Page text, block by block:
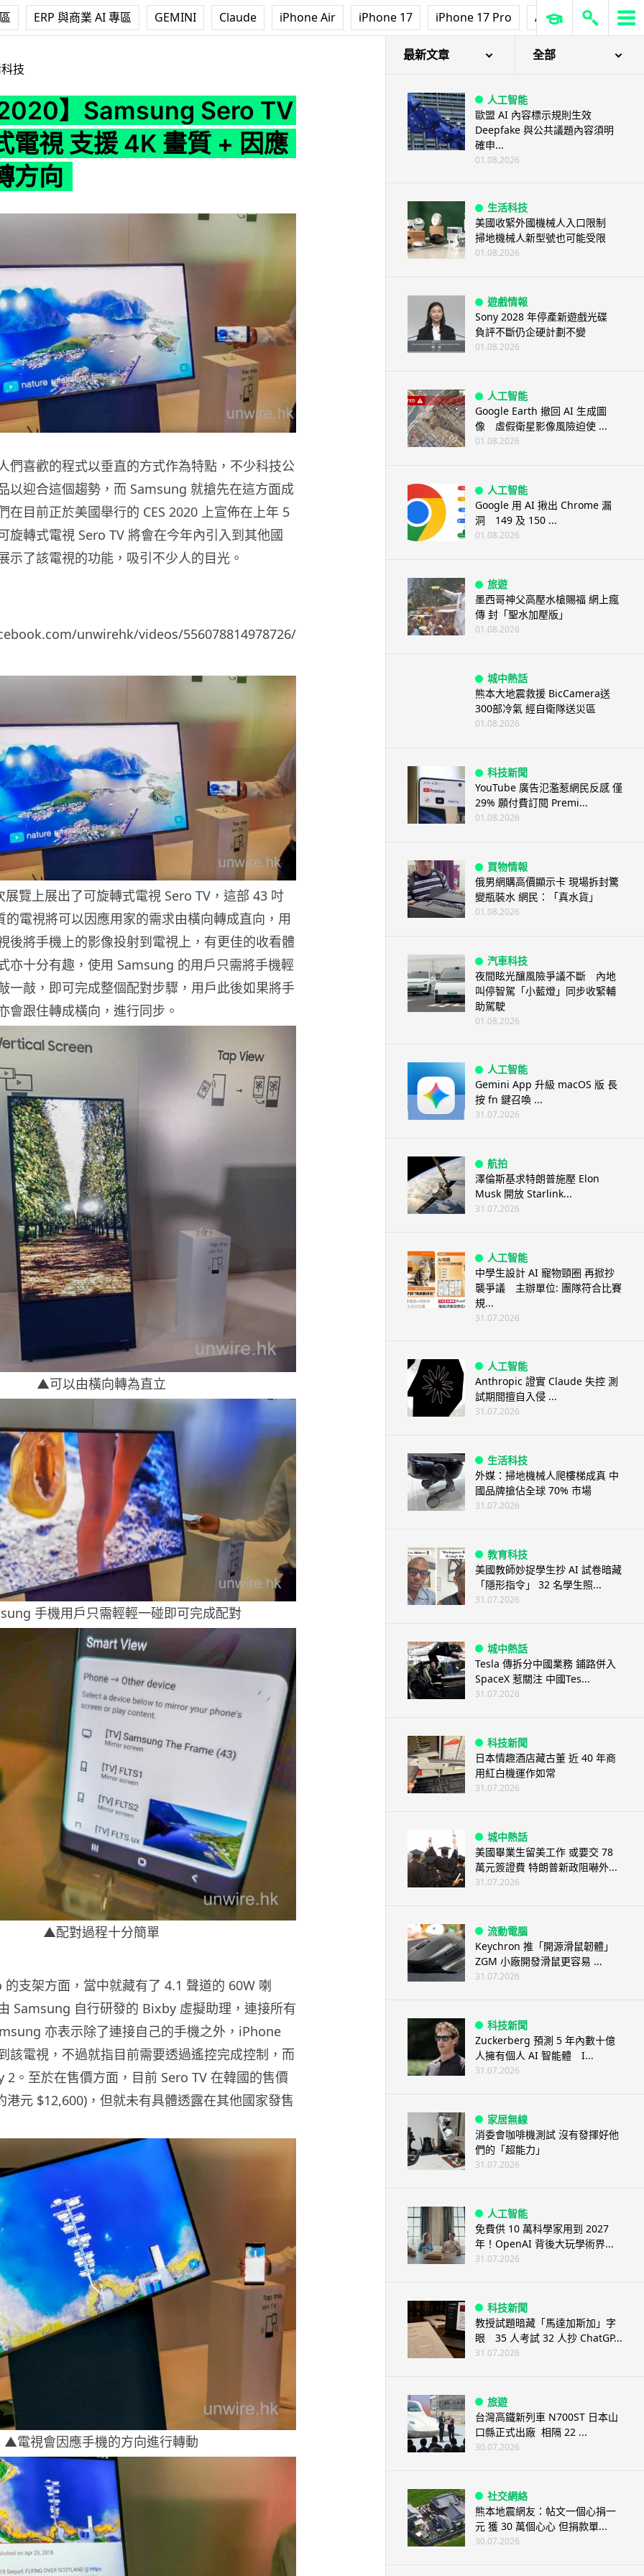
ERP 與商業 AI 專區 GEMINI Claude iPhone Air iPhone 17 iPhone 17 Pro AirPods Pro 3
技
】Samsung Sero TV
電視 支援 4K 畫質 + 因應
方向
們喜歡的程式以垂直的方式作為特點，不少科技公
以迎合這個趨勢，而 Samsung 就搶先在這方面成
在目前正於美國舉行的 CES 2020 上宣佈在上年 5
旋轉式電視 Sero TV 將會在今年內引入到其他國
示了該電視的功能，吸引不少人的目光。
unwirehk/videos/556078814978726/
覽上展出了可旋轉式電視 Sero TV，這部 43 吋
的電視將可以因應用家的需求由橫向轉成直向，用
後將手機上的影像投射到電視上，有更佳的收看體
亦十分有趣，使用 Samsung 的用戶只需將手機輕
一敲，即可完成整個配對步驟，用戶此後如果將手
會跟住轉成橫向，進行同步。
▲可以由橫向轉為直立
手機用戶只需輕輕一碰即可完成配對
▲配對過程十分簡單
的支架方面，當中就藏有了 4.1 聲道的 60W 喇
Samsung 自行研發的 Bixby 虛擬助理，連接所有
亦表示除了連接自己的手機之外，iPhone
該電視，不過就指目前需要透過遙控完成控制，而
2。至於在售價方面，目前 Sero TV 在韓國的售價
港元 $12,600)，但就未有具體透露在其他國家發售
▲電視會因應手機的方向進行轉動
最新文章 全部
人工智能
歐盟 AI 內容標示規則生效
Deepfake 與公共議題內容須明
確申...
01.08.2026
生活科技
美國收緊外國機械人入口限制
掃地機械人新型號也可能受限
01.08.2026
遊戲情報
Sony 2028 年停產新遊戲光碟
負評不斷仍企硬計劃不變
01.08.2026
人工智能
Google Earth 撤回 AI 生成圖
像 虛假衛星影像風險迫使 ...
01.08.2026
人工智能
Google 用 AI 揪出 Chrome 漏
洞 149 及 150 ...
01.08.2026
旅遊
墨西哥神父高壓水槍賜福 網上瘋
傳 封「聖水加壓版」
01.08.2026
城中熱話
熊本大地震救援 BicCamera送
300部冷氣 經自衛隊送災區
01.08.2026
科技新聞
YouTube 廣告氾濫惹網民反感 僅
29% 願付費訂閱 Premi...
01.08.2026
買物情報
俄男網購高價顯示卡 現場拆封驚
變瓶裝水 網民：「真水貨」
01.08.2026
汽車科技
夜間眩光釀風險爭議不斷 內地
叫停智駕「小藍燈」同步收緊輔
助駕駛
01.08.2026
人工智能
Gemini App 升級 macOS 版 長
按 fn 鍵召喚 ...
31.07.2026
航拍
澤倫斯基求特朗普施壓 Elon
Musk 開放 Starlink...
31.07.2026
人工智能
中學生設計 AI 寵物頸圈 再掀抄
襲爭議 主辦單位: 團隊符合比賽
規...
31.07.2026
人工智能
Anthropic 證實 Claude 失控 測
試期間擅自入侵 ...
31.07.2026
生活科技
外媒：掃地機械人爬樓梯成真 中
國品牌搶佔全球 70% 市場
31.07.2026
教育科技
美國教師妙捉學生抄 AI 試卷暗藏
「隱形指令」 32 名學生照...
31.07.2026
城中熱話
Tesla 傳拆分中國業務 鋪路併入
SpaceX 惹關注 中國Tes...
31.07.2026
科技新聞
日本情趣酒店藏古董 近 40 年商
用紅白機運作如常
31.07.2026
城中熱話
美國畢業生留美工作 或要交 78
萬元簽證費 特朗普新政阻嚇外...
31.07.2026
流動電腦
Keychron 推「開源滑鼠韌體」
ZGM 小廠開發滑鼠更容易 ...
31.07.2026
科技新聞
Zuckerberg 預測 5 年內數十億
人擁有個人 AI 智能體 I...
31.07.2026
家居無線
消委會咖啡機測試 沒有發揮好他
們的「超能力」
31.07.2026
人工智能
免費供 10 萬科學家用到 2027
年！OpenAI 背後大玩學術界...
31.07.2026
科技新聞
教授試題暗藏「馬達加斯加」字
眼 35 人考試 32 人抄 ChatGP...
31.07.2026
旅遊
台灣高鐵新列車 N700ST 日本山
口縣正式出廠 相隔 22 ...
30.07.2026
社交網絡
熊本地震網友：帖文一個心捐一
元 獲 30 萬個心心 但捐款單...
30.07.2026